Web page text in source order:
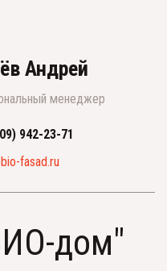
Андрей
менеджер
942-23-71
fasad.ru
дом"